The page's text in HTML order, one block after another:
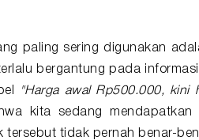
paling sering digunakan
bergantung pada
"Harga awal Rp500.000, kini
kita sedang mendapatkan
tersebut tidak pernah benar-